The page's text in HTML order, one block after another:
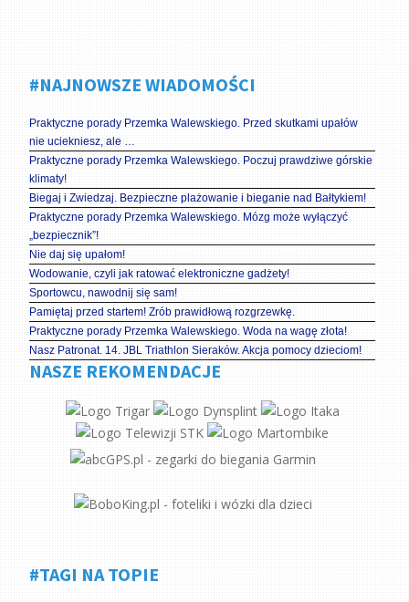
#NAJNOWSZE WIADOMOŚCI
Praktyczne porady Przemka Walewskiego. Przed skutkami upałów
nie uciekniesz, ale …
Praktyczne porady Przemka Walewskiego. Poczuj prawdziwe górskie
klimaty!
Biegaj i Zwiedzaj. Bezpieczne plażowanie i bieganie nad Bałtykiem!
Praktyczne porady Przemka Walewskiego. Mózg może wyłączyć
„bezpiecznik”!
Nie daj się upałom!
Wodowanie, czyli jak ratować elektroniczne gadżety!
Sportowcu, nawodnij się sam!
Pamiętaj przed startem! Zrób prawidłową rozgrzewkę.
Praktyczne porady Przemka Walewskiego. Woda na wagę złota!
Nasz Patronat. 14. JBL Triathlon Sieraków. Akcja pomocy dzieciom!
NASZE REKOMENDACJE
#TAGI NA TOPIE